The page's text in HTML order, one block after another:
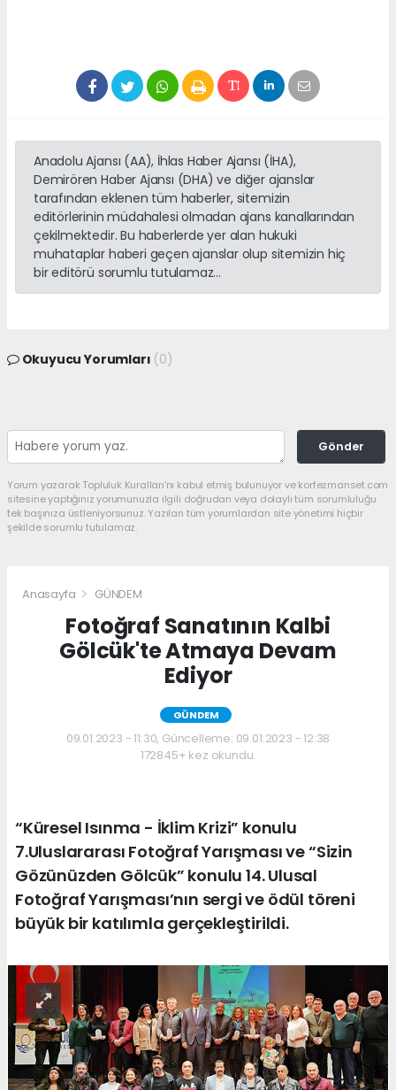
Anadolu Ajansı (AA), İhlas Haber Ajansı (İHA),
Demirören Haber Ajansı (DHA) ve diğer ajanslar
tarafından eklenen tüm haberler, sitemizin
editörlerinin müdahalesi olmadan ajans kanallarından
çekilmektedir. Bu haberlerde yer alan hukuki
muhataplar haberi geçen ajanslar olup sitemizin hiç
bir editörü sorumlu tutulamaz...
Okuyucu Yorumları (0)
Gönder
Yorum yazarak Topluluk Kuralları’nı kabul etmiş bulunuyor ve korfezmanset.com
sitesine yaptığınız yorumunuzla ilgili doğrudan veya dolaylı tüm sorumluluğu
tek başınıza üstleniyorsunuz. Yazılan tüm yorumlardan site yönetimi hiçbir
şekilde sorumlu tutulamaz.
Anasayfa GÜNDEM
Fotoğraf Sanatının Kalbi
Gölcük'te Atmaya Devam
Ediyor
GÜNDEM
09.01.2023 - 11:30, Güncelleme: 09.01.2023 - 12:38
172845+ kez okundu.
“Küresel Isınma - İklim Krizi” konulu
7.Uluslararası Fotoğraf Yarışması ve “Sizin
Gözünüzden Gölcük” konulu 14. Ulusal
Fotoğraf Yarışması’nın sergi ve ödül töreni
büyük bir katılımla gerçekleştirildi.